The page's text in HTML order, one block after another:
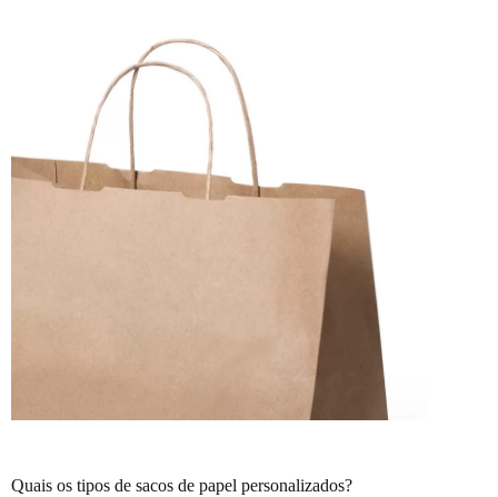
Quais os tipos de sacos de papel personalizados?